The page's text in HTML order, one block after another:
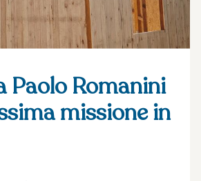
Paolo Romanini
missione in